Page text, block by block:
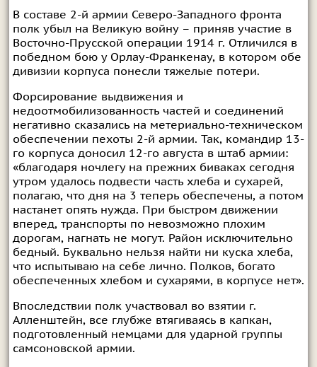
В составе 2-й армии Северо-Западного фронта
полк убыл на Великую войну – приняв участие в
Восточно-Прусской операции 1914 г. Отличился в
победном бою у Орлау-Франкенау, в котором обе
дивизии корпуса понесли тяжелые потери.
Форсирование выдвижения и
недоотмобилизованность частей и соединений
негативно сказались на метериально-техническом
обеспечении пехоты 2-й армии. Так, командир 13-
го корпуса доносил 12-го августа в штаб армии:
«благодаря ночлегу на прежних биваках сегодня
утром удалось подвести часть хлеба и сухарей,
полагаю, что дня на 3 теперь обеспечены, а потом
настанет опять нужда. При быстром движении
вперед, транспорты по невозможно плохим
дорогам, нагнать не могут. Район исключительно
бедный. Буквально нельзя найти ни куска хлеба,
что испытываю на себе лично. Полков, богато
обеспеченных хлебом и сухарями, в корпусе нет».
Впоследствии полк участвовал во взятии г.
Алленштейн, все глубже втягиваясь в капкан,
подготовленный немцами для ударной группы
самсоновской армии.